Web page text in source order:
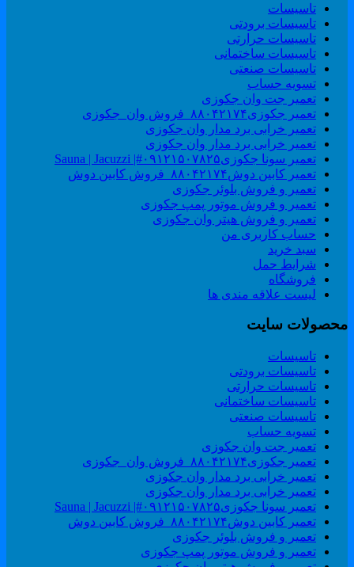
تاسیسات
تاسیسات برودتی
تاسیسات حرارتی
تاسیسات ساختمانی
تاسیسات صنعتی
تسویه حساب
تعمیر جت وان جکوزی
تعمیر جکوزی۸۸۰۴۲۱۷۴_فروش وان_جکوزی
تعمیر خرابی برد مدار وان جکوزی
تعمیر خرابی برد مدار وان جکوزی
تعمیر سونا جکوزی۰۹۱۲۱۵۰۷۸۲۵#| Sauna | Jacuzzi
تعمیر کابین دوش۸۸۰۴۲۱۷۴_فروش کابین دوش
تعمیر و فروش بلوئر جکوزی
تعمیر و فروش موتور پمپ جکوزی
تعمیر و فروش هیتر وان جکوزی
حساب کاربری من
سبد خرید
شرایط حمل
فروشگاه
لیست علاقه مندی ها
سایت
تاسیسات
تاسیسات برودتی
تاسیسات حرارتی
تاسیسات ساختمانی
تاسیسات صنعتی
تسویه حساب
تعمیر جت وان جکوزی
تعمیر جکوزی۸۸۰۴۲۱۷۴_فروش وان_جکوزی
تعمیر خرابی برد مدار وان جکوزی
تعمیر خرابی برد مدار وان جکوزی
تعمیر سونا جکوزی۰۹۱۲۱۵۰۷۸۲۵#| Sauna | Jacuzzi
تعمیر کابین دوش۸۸۰۴۲۱۷۴_فروش کابین دوش
تعمیر و فروش بلوئر جکوزی
تعمیر و فروش موتور پمپ جکوزی